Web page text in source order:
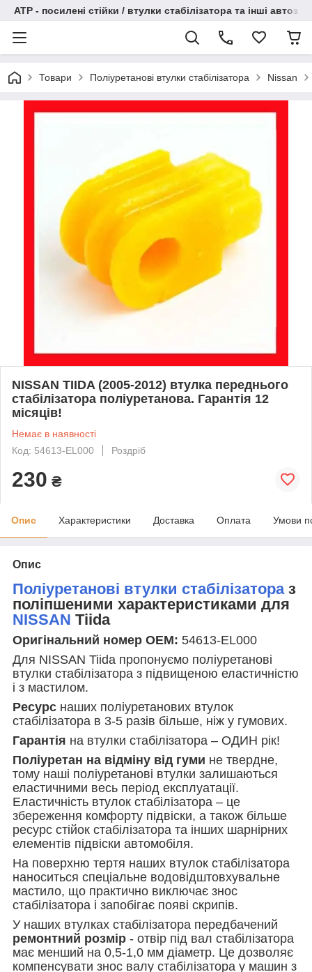
АТР - посилені стійки / втулки стабілізатора та інші
Товари Поліуретанові втулки стабілізатора Nissan
NISSAN TIIDA (2005-2012) втулка переднього
стабілізатора поліуретанова. Гарантія 12
місяців!
Немає в наявності
Код: 54613-EL000
Роздріб
230 ₴
Опис Характеристики Доставка Оплата Умови
Опис
Поліуретанові втулки стабілізатораз
поліпшеними характеристиками для
NISSAN Tiida
Оригінальний номер OEM: 54613-EL000
Для NISSAN Tiida пропонуємо поліуретанові
втулки стабілізатора з підвищеною еластичністю
і з мастилом.
Ресурс наших поліуретанових втулок
стабілізатора в 3-5 разів більше, ніж у гумових.
Гарантія на втулки стабілізатора – ОДИН рік!
Поліуретан на відміну від гуми не твердне,
тому наші поліуретанові втулки залишаються
еластичними весь період експлуатації.
Еластичність втулок стабілізатора – це
збереження комфорту підвіски, а також більше
ресурс стійок стабілізатора та інших шарнірних
елементів підвіски автомобіля.
На поверхню тертя наших втулок стабілізатора
наноситься спеціальне водовідштовхувальне
мастило, що практично виключає знос
стабілізатора і запобігає появі скрипів.
У наших втулках стабілізатора передбачений
ремонтний розмір - отвір під вал стабілізатора
має менший на 0,5-1,0 мм діаметр. Це дозволяє
компенсувати знос валу стабілізатора у машин з